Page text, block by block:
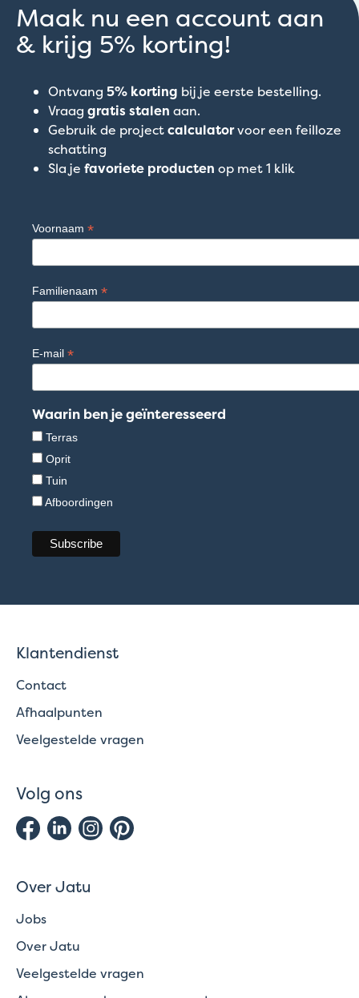
Maak nu een account aan
& krijg 5% korting!
Ontvang 5% korting bij je eerste bestelling.
Vraag gratis stalen aan.
Gebruik de projectcalculatorvoor een feilloze
schatting
Sla je favoriete producten op met 1 klik
Voornaam *
Familienaam *
E-mail *
Waarin ben je geïnteresseerd
Terras
Oprit
Tuin
Afboordingen
Klantendienst
Contact
Afhaalpunten
Veelgestelde vragen
Volg ons
Over Jatu
Jobs
Over Jatu
Veelgestelde vragen